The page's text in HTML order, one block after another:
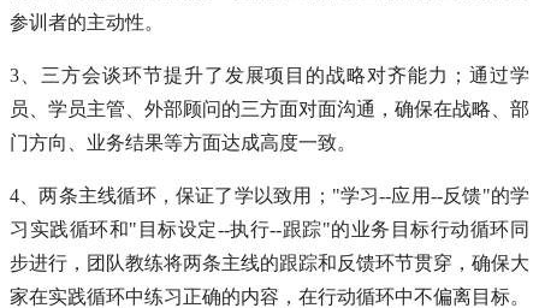
参训者的主动性。
3、三方会谈环节提升了发展项目的战略对齐能力；通过学
员、学员主管、外部顾问的三方面对面沟通，确保在战略、部
门方向、业务结果等方面达成高度一致。
4、两条主线循环，保证了学以致用；"学习--应用--反馈"的学
习实践循环和"目标设定--执行--跟踪"的业务目标行动循环同
步进行，团队教练将两条主线的跟踪和反馈环节贯穿，确保大
家在实践循环中练习正确的内容，在行动循环中不偏离目标。